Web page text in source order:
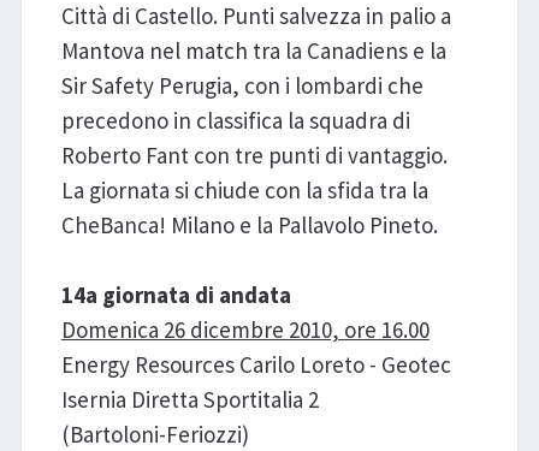
Città di Castello. Punti salvezza in palio a
Mantova nel match tra la Canadiens e la
Sir Safety Perugia, con i lombardi che
precedono in classifica la squadra di
Roberto Fant con tre punti di vantaggio.
La giornata si chiude con la sfida tra la
CheBanca! Milano e la Pallavolo Pineto.
14a giornata di andata
Domenica 26 dicembre 2010, ore 16.00
Energy Resources Carilo Loreto - Geotec
Isernia Diretta Sportitalia 2
(Bartoloni-Feriozzi)